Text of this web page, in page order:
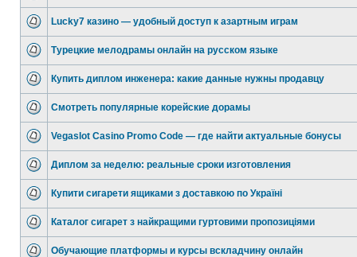
Lucky7 казино — удобный доступ к азартным играм
Турецкие мелодрамы онлайн на русском языке
Купить диплом инженера: какие данные нужны продавцу
Смотреть популярные корейские дорамы
Vegaslot Casino Promo Code — где найти актуальные бонусы
Диплом за неделю: реальные сроки изготовления
Купити сигарети ящиками з доставкою по Україні
Каталог сигарет з найкращими гуртовими пропозиціями
Обучающие платформы и курсы вскладчину онлайн